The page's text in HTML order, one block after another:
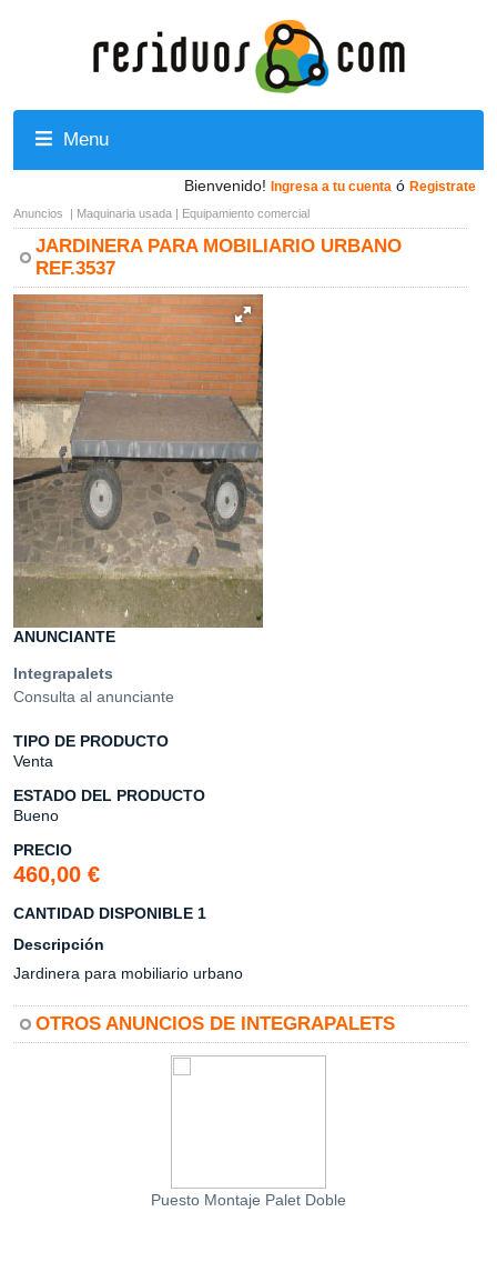
Menu
Bienvenido! Ingresa a tu cuenta ó Registrate
Anuncios | Maquinaria usada | Equipamiento comercial
JARDINERA PARA MOBILIARIO URBANO
REF.3537
ANUNCIANTE
Integrapalets
Consulta al anunciante
TIPO DE PRODUCTO
Venta
ESTADO DEL PRODUCTO
Bueno
PRECIO
460,00 €
CANTIDAD DISPONIBLE 1
Descripción
Jardinera para mobiliario urbano
OTROS ANUNCIOS DE INTEGRAPALETS
Puesto Montaje Palet Doble